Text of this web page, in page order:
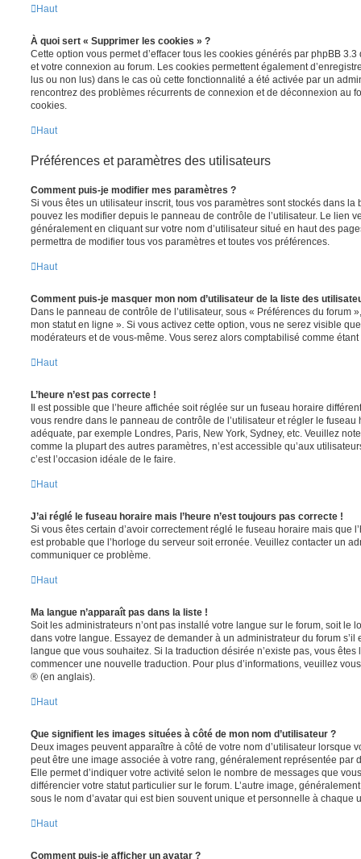
Haut
À quoi sert « Supprimer les cookies » ?
Cette option vous permet d’effacer tous les cookies générés par phpBB
et votre connexion au forum. Les cookies permettent également
lus ou non lus) dans le cas où cette fonctionnalité a été activée par un
rencontrez des problèmes récurrents de connexion et de déconnexion au
cookies.
Haut
Préférences et paramètres des utilisateurs
Comment puis-je modifier mes paramètres ?
Si vous êtes un utilisateur inscrit, tous vos paramètres sont stockés dans la
pouvez les modifier depuis le panneau de contrôle de l’utilisateur. Le lien
généralement en cliquant sur votre nom d’utilisateur situé en haut des
permettra de modifier tous vos paramètres et toutes vos préférences.
Haut
Comment puis-je masquer mon nom d’utilisateur de la liste des
Dans le panneau de contrôle de l’utilisateur, sous « Préférences du forum
mon statut en ligne ». Si vous activez cette option, vous ne serez visible
modérateurs et de vous-même. Vous serez alors comptabilisé comme
Haut
L’heure n’est pas correcte !
Il est possible que l’heure affichée soit réglée sur un fuseau horaire
vous rendre dans le panneau de contrôle de l’utilisateur et régler le
adéquate, par exemple Londres, Paris, New York, Sydney, etc. Veuillez
comme la plupart des autres paramètres, n’est accessible qu’aux
c’est l’occasion idéale de le faire.
Haut
J’ai réglé le fuseau horaire mais l’heure n’est toujours pas correcte !
Si vous êtes certain d’avoir correctement réglé le fuseau horaire mais que
est probable que l’horloge du serveur soit erronée. Veuillez contacter un
communiquer ce problème.
Haut
Ma langue n’apparaît pas dans la liste !
Soit les administrateurs n’ont pas installé votre langue sur le forum, soit le
dans votre langue. Essayez de demander à un administrateur du forum s’il
langue que vous souhaitez. Si la traduction désirée n’existe pas, vous
commencer une nouvelle traduction. Pour plus d’informations, veuillez
® (en anglais).
Haut
Que signifient les images situées à côté de mon nom d’utilisateur ?
Deux images peuvent apparaître à côté de votre nom d’utilisateur lorsque
peut être une image associée à votre rang, généralement représentée par
Elle permet d’indiquer votre activité selon le nombre de messages que
différencier votre statut particulier sur le forum. L’autre image,
sous le nom d’avatar qui est bien souvent unique et personnelle à chaque
Haut
Comment puis-je afficher un avatar ?